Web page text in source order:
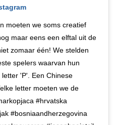
moeten we soms creatief
maar eens een elftal uit de
zomaar één! We stelden
spelers waarvan hun
'P'. Een Chinese
letter moeten we de
#hrvatska
#bosniaandherzegovina